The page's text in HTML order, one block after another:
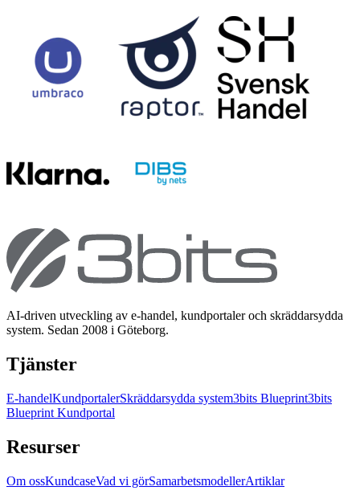
AI-driven utveckling av e-handel, kundportaler och skräddarsydda
system. Sedan 2008 i Göteborg.
Tjänster
E-handelKundportalerSkräddarsydda system3bits Blueprint3bits
Blueprint Kundportal
Resurser
Om ossKundcaseVad vi görSamarbetsmodellerArtiklar